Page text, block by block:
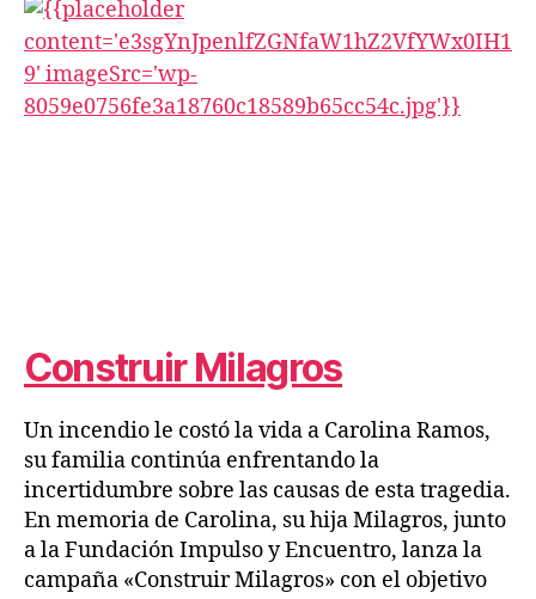
Construir Milagros
Un incendio le costó la vida a Carolina Ramos,
su familia continúa enfrentando la
incertidumbre sobre las causas de esta tragedia.
En memoria de Carolina, su hija Milagros, junto
a la Fundación Impulso y Encuentro, lanza la
campaña «Construir Milagros» con el objetivo